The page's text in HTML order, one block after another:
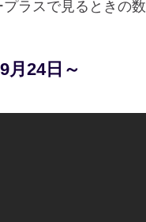
ラスで見るときの数
24日～